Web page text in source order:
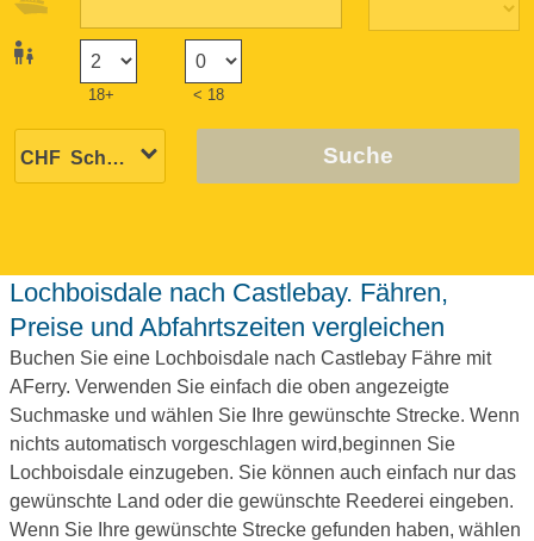
18+ < 18
Suche
Lochboisdale nach Castlebay. Fähren,
Preise und Abfahrtszeiten vergleichen
Buchen Sie eine Lochboisdale nach Castlebay Fähre mit
AFerry. Verwenden Sie einfach die oben angezeigte
Suchmaske und wählen Sie Ihre gewünschte Strecke. Wenn
nichts automatisch vorgeschlagen wird,beginnen Sie
Lochboisdale einzugeben. Sie können auch einfach nur das
gewünschte Land oder die gewünschte Reederei eingeben.
Wenn Sie Ihre gewünschte Strecke gefunden haben, wählen